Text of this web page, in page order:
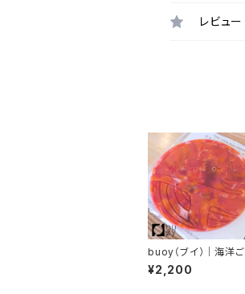
レビュー
buoy（ブイ）｜海洋ご
み再生 アップサイクル
ジンベイザメコースタ
¥2,200